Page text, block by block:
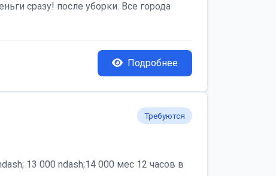
сразу! после уборки. Все города
Подробнее
Требуются
13 000 ndash;14 000 мес 12 часов в